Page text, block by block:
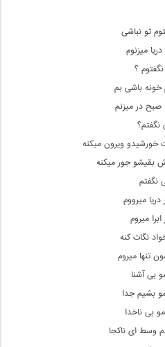
تو نباشی
میزنوم
؟
خونه باشی بم
صبح در میزنم
ویرون میکنه
بقیشو جور میکنه
نگفتم
دریا میرووم
ابرا میروم
نگات کنه
تنها میروم
بی آشنا
بشیم جدا
بی ناخدا
وسط ای ناکجا